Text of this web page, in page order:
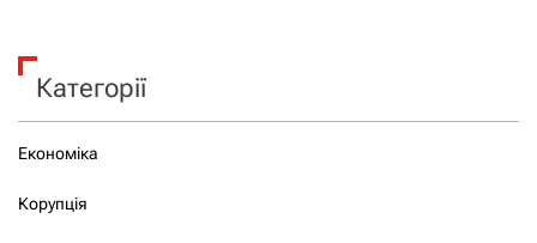
Категорії
Економіка
Корупція